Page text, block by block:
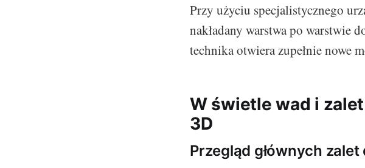
Przy użyciu specjalistycznego
nakładany warstwa po warstwie
technika otwiera zupełnie nowe
W świetle wad i
3D
Przegląd głównych